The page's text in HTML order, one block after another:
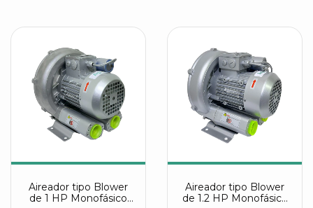
Aireador tipo Blower
de 1 HP Monofásico
Aireador tipo Blower
de 1.2 HP Monofásico